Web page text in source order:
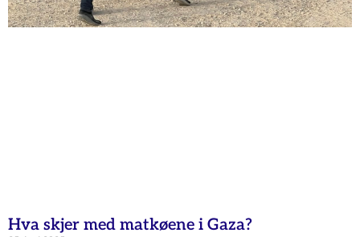
Hva skjer med matkøene i Gaza?